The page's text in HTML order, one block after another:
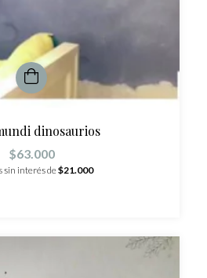
dinosaurios
$63.000
sin interés de$21.000